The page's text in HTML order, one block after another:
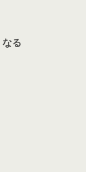
る